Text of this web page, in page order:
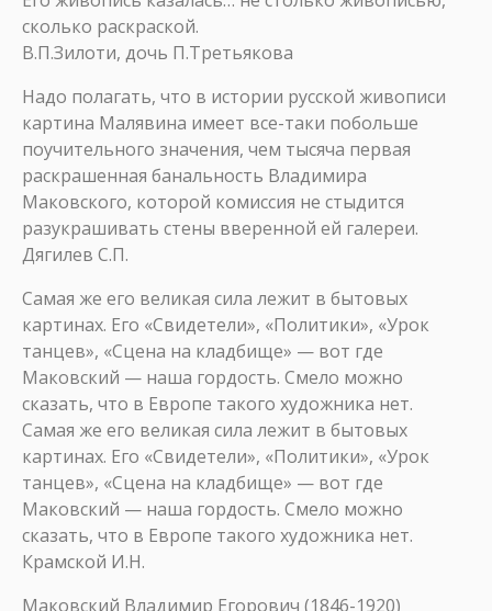
сколько раскраской.
В.П.Зилоти, дочь П.Третьякова
Надо полагать, что в истории русской живописи
картина Малявина имеет все-таки побольше
поучительного значения, чем тысяча первая
раскрашенная банальность Владимира
Маковского, которой комиссия не стыдится
разукрашивать стены вверенной ей галереи.
Дягилев С.П.
Самая же его великая сила лежит в бытовых
картинах. Его «Свидетели», «Политики», «Урок
танцев», «Сцена на кладбище» — вот где
Маковский — наша гордость. Смело можно
сказать, что в Европе такого художника нет.
Самая же его великая сила лежит в бытовых
картинах. Его «Свидетели», «Политики», «Урок
танцев», «Сцена на кладбище» — вот где
Маковский — наша гордость. Смело можно
сказать, что в Европе такого художника нет.
Крамской И.Н.
Маковский Владимир Егорович (1846-1920)